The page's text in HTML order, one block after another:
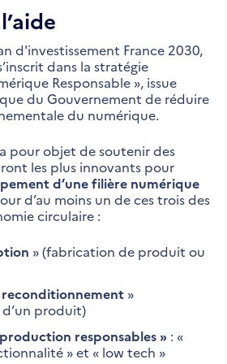
d'investissement France 2030,
dans la stratégie
Responsable », issue
du Gouvernement de réduire
du numérique.
pour objet de soutenir des
les plus innovants pour
d’une filière numérique
d’au moins un de ces trois des
circulaire :
» (fabrication de produit ou
»
produit)
responsables » : «
» et « low tech »